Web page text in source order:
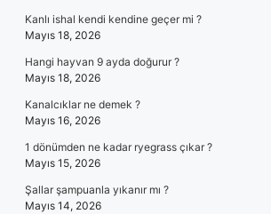
Kanlı ishal kendi kendine geçer mi ?
Mayıs 18, 2026
Hangi hayvan 9 ayda doğurur ?
Mayıs 18, 2026
Kanalcıklar ne demek ?
Mayıs 16, 2026
1 dönümden ne kadar ryegrass çıkar ?
Mayıs 15, 2026
Şallar şampuanla yıkanır mı ?
Mayıs 14, 2026